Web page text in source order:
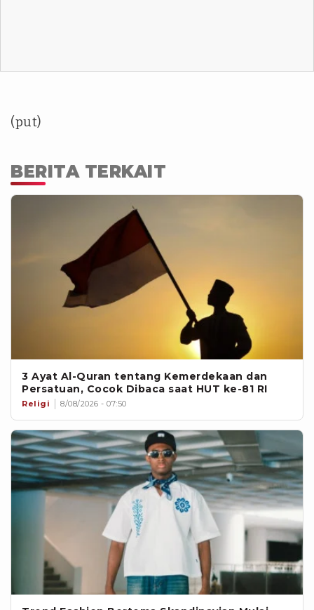
(put)
BERITA TERKAIT
3 Ayat Al-Quran tentang Kemerdekaan dan
Persatuan, Cocok Dibaca saat HUT ke-81 RI
Religi 8/08/2026 - 07:50